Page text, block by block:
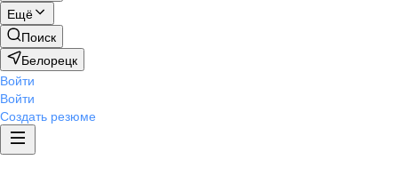
Ещё
Поиск
Белорецк
Войти
Войти
Создать резюме